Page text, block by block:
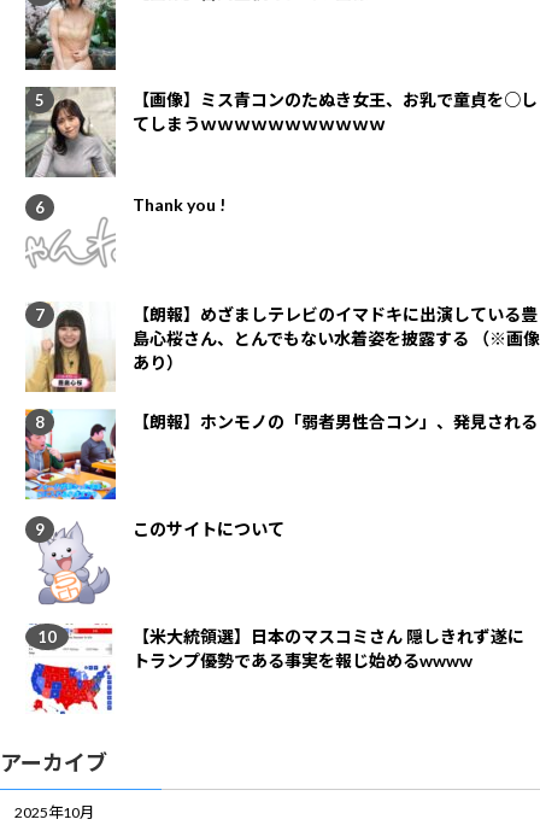
【画像】ミス青コンのたぬき女王、お乳で童貞を○し
てしまうｗｗｗｗｗｗｗｗｗｗｗ
Thank you !
【朗報】めざましテレビのイマドキに出演している豊
島心桜さん、とんでもない水着姿を披露する （※画像
あり）
【朗報】ホンモノの「弱者男性合コン」、発見される
このサイトについて
【米大統領選】日本のマスコミさん 隠しきれず遂に
トランプ優勢である事実を報じ始めるwwww
アーカイブ
2025年10月